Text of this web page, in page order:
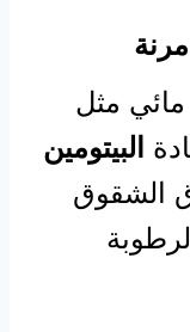
مثل
البيتومين
الشقوق